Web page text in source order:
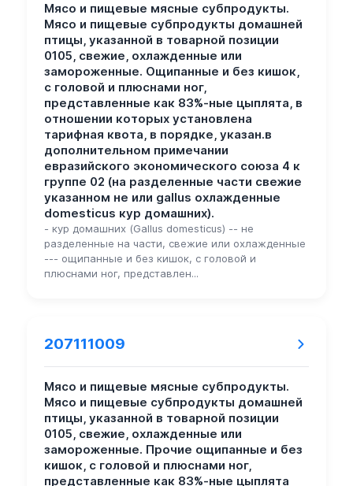
Мясо и пищевые мясные субпродукты.
Мясо и пищевые субпродукты домашней
птицы, указанной в товарной позиции
0105, свежие, охлажденные или
замороженные. Ощипанные и без кишок,
с головой и плюснами ног,
представленные как 83%-ные цыплята, в
отношении которых установлена
тарифная квота, в порядке, указан.в
дополнительном примечании
евразийского экономического союза 4 к
группе 02 (на разделенные части свежие
указанном не или gallus охлажденные
domesticus кур домашних).
- кур домашних (Gallus domesticus) -- не
разделенные на части, свежие или охлажденные
--- ощипанные и без кишок, с головой и
плюснами ног, представлен...
207111009
Мясо и пищевые мясные субпродукты.
Мясо и пищевые субпродукты домашней
птицы, указанной в товарной позиции
0105, свежие, охлажденные или
замороженные. Прочие ощипанные и без
кишок, с головой и плюснами ног,
представленные как 83%-ные цыплята